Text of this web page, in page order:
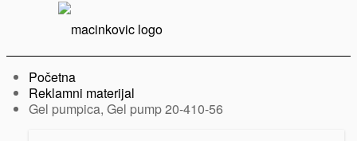
Početna
Reklamni materijal
Trenutno:
Gel pumpica, Gel pump 20-410-56